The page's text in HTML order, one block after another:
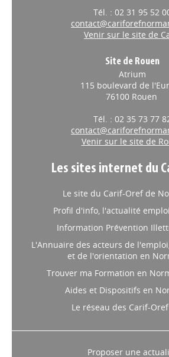
Tél. : 02 31 95 52
Venir sur le site de
Site de Rouen
Atrium
115 boulevard de
76100 Rouen
Tél. : 02 35 73 77
Venir sur le site de
Les sites internet du
Le site du Carif-Oref de
Profil d'info, l'actualité
Information Prévention
L'Annuaire des acteurs de
et de l'orientation en
Trouver ma Formation en
Aides et Dispositifs en
Le réseau des Carif-Oref